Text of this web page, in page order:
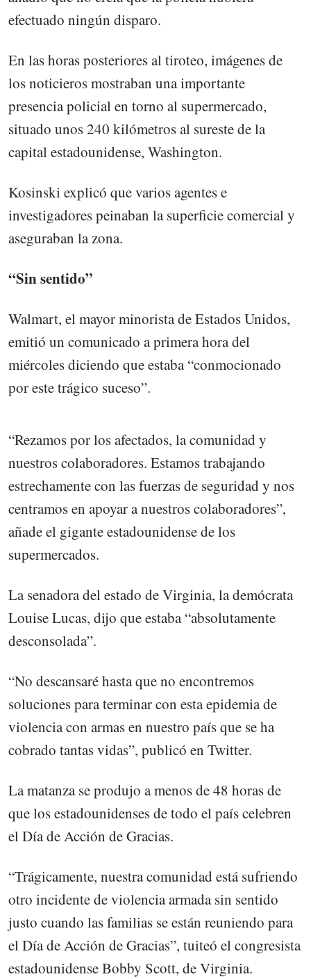
efectuado ningún disparo.
En las horas posteriores al tiroteo, imágenes de
los noticieros mostraban una importante
presencia policial en torno al supermercado,
situado unos 240 kilómetros al sureste de la
capital estadounidense, Washington.
Kosinski explicó que varios agentes e
investigadores peinaban la superficie comercial y
aseguraban la zona.
“Sin sentido”
Walmart, el mayor minorista de Estados Unidos,
emitió un comunicado a primera hora del
miércoles diciendo que estaba “conmocionado
por este trágico suceso”.
“Rezamos por los afectados, la comunidad y
nuestros colaboradores. Estamos trabajando
estrechamente con las fuerzas de seguridad y nos
centramos en apoyar a nuestros colaboradores”,
añade el gigante estadounidense de los
supermercados.
La senadora del estado de Virginia, la demócrata
Louise Lucas, dijo que estaba “absolutamente
desconsolada”.
“No descansaré hasta que no encontremos
soluciones para terminar con esta epidemia de
violencia con armas en nuestro país que se ha
cobrado tantas vidas”, publicó en Twitter.
La matanza se produjo a menos de 48 horas de
que los estadounidenses de todo el país celebren
el Día de Acción de Gracias.
“Trágicamente, nuestra comunidad está sufriendo
otro incidente de violencia armada sin sentido
justo cuando las familias se están reuniendo para
el Día de Acción de Gracias”, tuiteó el congresista
estadounidense Bobby Scott, de Virginia.